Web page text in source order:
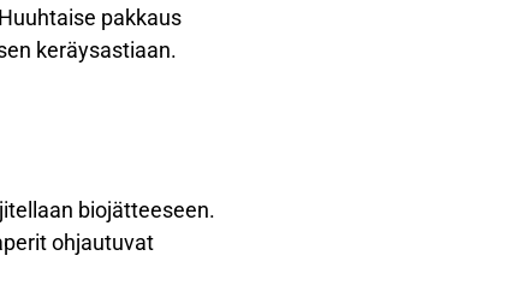
pakkaus
keräysastiaan.
biojätteeseen.
ohjautuvat